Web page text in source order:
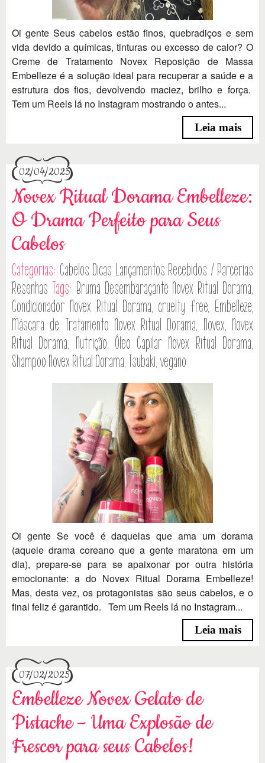
Oi gente Seus cabelos estão finos, quebradiços e sem
vida devido a químicas, tinturas ou excesso de calor? O
Creme de Tratamento Novex Reposição de Massa
Embelleze é a solução ideal para recuperar a saúde e a
estrutura dos fios, devolvendo maciez, brilho e força.
Tem um Reels lá no Instagram mostrando o antes...
Leia mais
02/04/2025
Novex Ritual Dorama Embelleze:
O Drama Perfeito para Seus
Cabelos
Categorias: Cabelos Dicas Lançamentos Recebidos / Parcerias
Resenhas Tags: Bruma Desembaraçante Novex Ritual Dorama,
Condicionador Novex Ritual Dorama, cruelty free, Embelleze,
Máscara de Tratamento Novex Ritual Dorama, Novex, Novex
Ritual Dorama, Nutrição, Óleo Capilar Novex Ritual Dorama,
Shampoo Novex Ritual Dorama, Tsubaki,vegano
Oi gente Se você é daquelas que ama um dorama
(aquele drama coreano que a gente maratona em um
dia), prepare-se para se apaixonar por outra história
emocionante: a do Novex Ritual Dorama Embelleze!
Mas, desta vez, os protagonistas são seus cabelos, e o
final feliz é garantido. Tem um Reels lá no Instagram...
Leia mais
07/02/2025
Embelleze Novex Gelato de
Pistache – Uma Explosão de
Frescor para seus Cabelos!